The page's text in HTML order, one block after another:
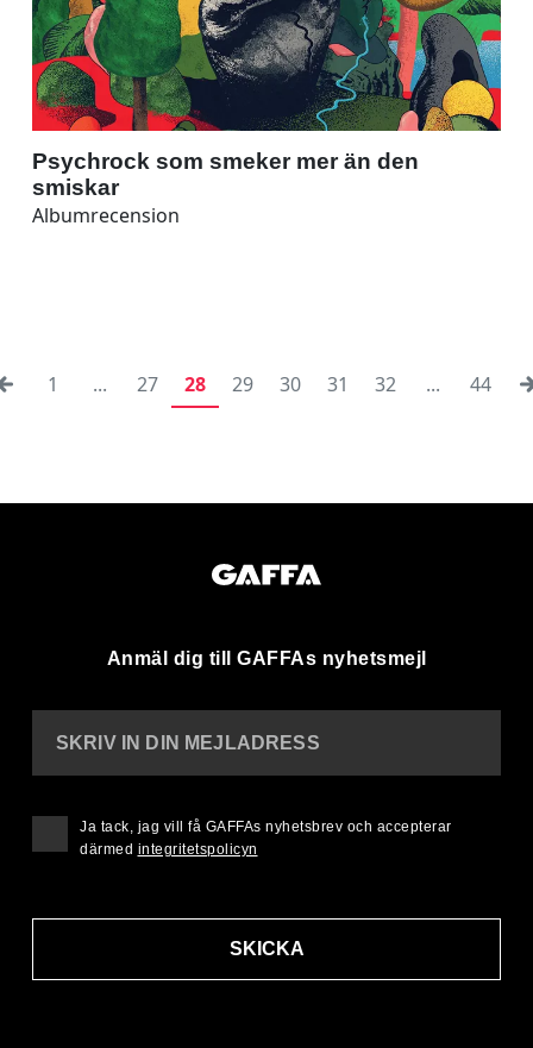
Psychrock som smeker mer än den
smiskar
Albumrecension
1 ... 27 28 29 30 31 32 ... 44
Anmäl dig till GAFFAs nyhetsmejl
SKRIV IN DIN MEJLADRESS
SKICKA
Ja tack, jag vill få GAFFAs nyhetsbrev och accepterar
därmed integritetspolicyn